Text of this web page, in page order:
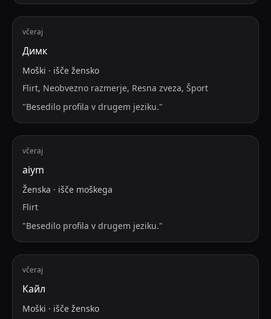
včeraj
Димк
Moški · išče žensko
Flirt, Neobvezno razmerje, Resna zveza, Šport
"Besedilo profila v drugem jeziku."
včeraj
aiym
Ženska · išče moškega
Flirt
"Besedilo profila v drugem jeziku."
včeraj
Кайл
Moški · išče žensko